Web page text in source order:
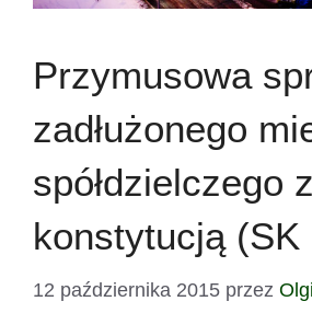
Przymusowa
zadłużonego
spółdzielczego
konstytucją (SK
12 października 2015 przez